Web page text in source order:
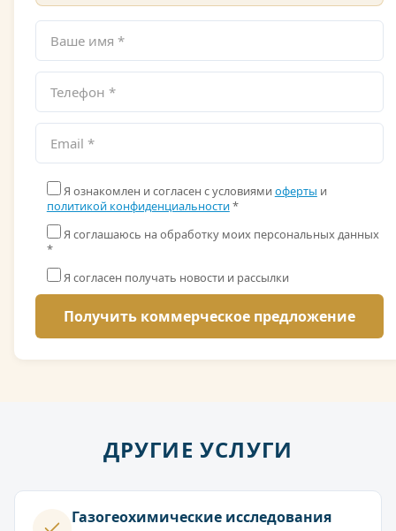
Я ознакомлен и согласен с условиями оферты и
политикой конфиденциальности*
Я соглашаюсь на обработку моих персональных данных
*
Я согласен получать новости и рассылки
ДРУГИЕ УСЛУГИ
Газогеохимические исследования